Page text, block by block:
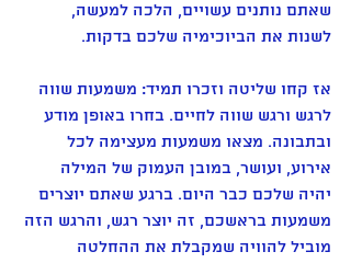
שאתם נותנים עשויים, הלכה למעשה,
לשנות את הביוכימיה שלכם בדקות.
אז קחו שליטה וזכרו תמיד: משמעות שווה
לרגש ורגש שווה לחיים. בחרו באופן מודע
ובתבונה. מצאו משמעות מעצימה לכל
אירוע, ועושר, במובן העמוק של המילה
יהיה שלכם כבר היום. ברגע שאתם יוצרים
משמעות בראשכם, זה יוצר רגש, והרגש הזה
מוביל להוויה שמקבלת את ההחלטה